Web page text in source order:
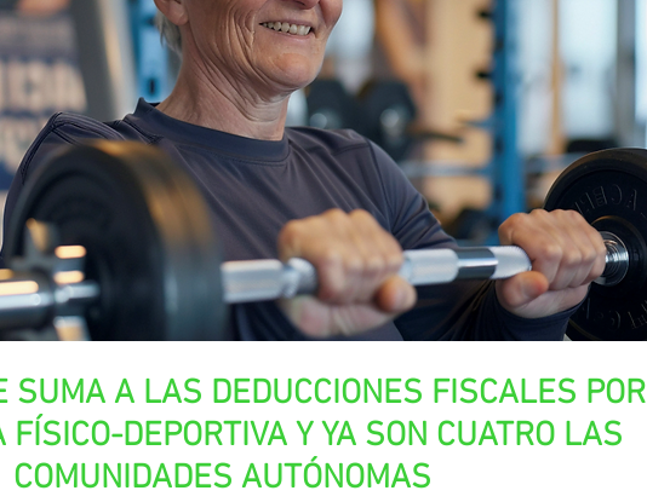
SUMA A LAS DEDUCCIONES FISCALES POR
DEPORTIVA Y YA SON CUATRO LAS
COMUNIDADES AUTÓNOMAS